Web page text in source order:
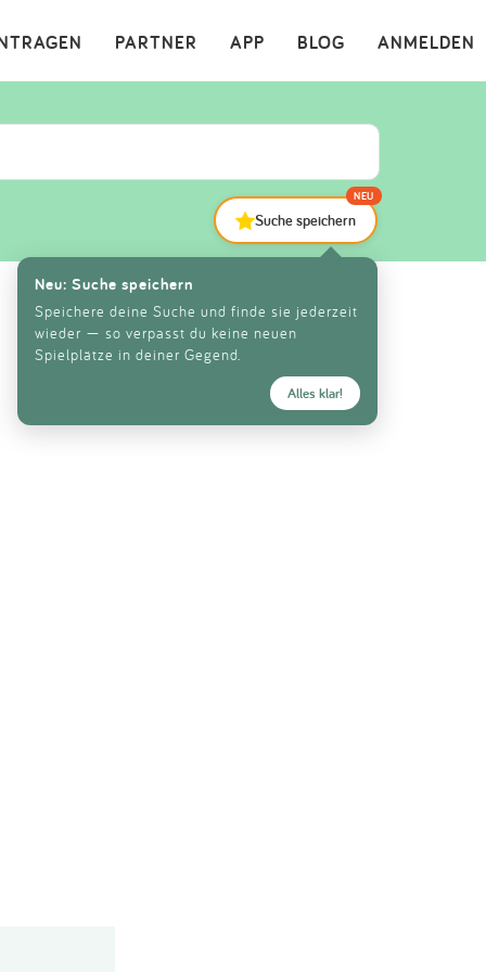
ANMELDEN
BLOG
APP
PARTNER ×
Suche speichern
NEU
Neu: Suche speichern
Speichere deine Suche und finde sie jederzeit
wieder — so verpasst du keine neuen
Spielplätze in deiner Gegend.
Alles klar!